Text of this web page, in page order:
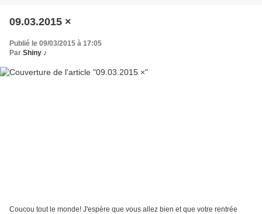
09.03.2015 ×
Publié le 09/03/2015 à 17:05
Par Shiny ♪
Coucou tout le monde! J'espère que vous allez bien et que votre rentrée